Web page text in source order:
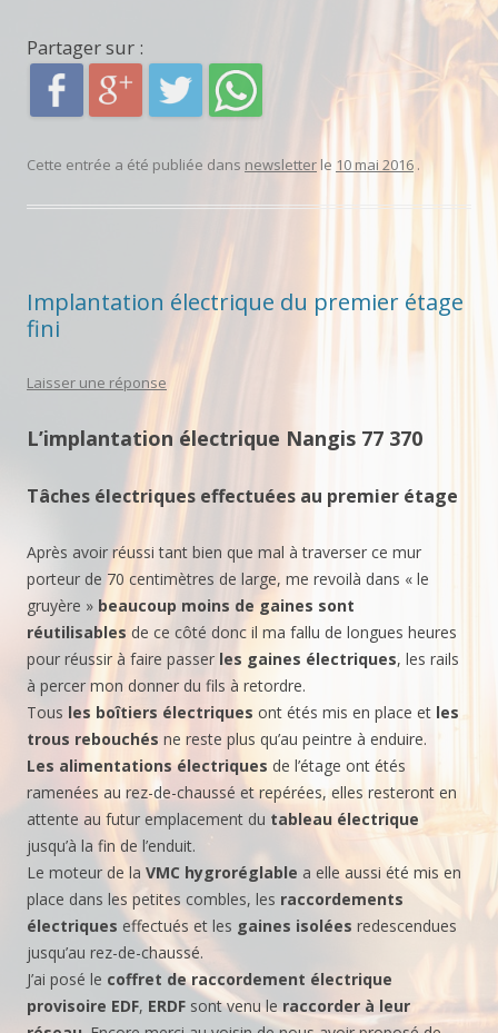
Partager sur :
Cette entrée a été publiée dans newsletter le 10 mai 2016 .
Implantation électrique du premier étage
fini
Laisser une réponse
L’implantation électrique Nangis 77 370
Tâches électriques effectuées au premier étage
Après avoir réussi tant bien que mal à traverser ce mur
porteur de 70 centimètres de large, me revoilà dans « le
gruyère » beaucoup moins de gaines sont
réutilisables de ce côté donc il ma fallu de longues heures
pour réussir à faire passer les gaines électriques, les rails
à percer mon donner du fils à retordre.
Tous les boîtiers électriques ont étés mis en place et les
trous rebouchés ne reste plus qu’au peintre à enduire.
Les alimentations électriques de l’étage ont étés
ramenées au rez-de-chaussé et repérées, elles resteront en
attente au futur emplacement du tableau électrique
jusqu’à la fin de l’enduit.
Le moteur de la VMC hygroréglable a elle aussi été mis en
place dans les petites combles, les raccordements
électriques effectués et les gaines isolées redescendues
jusqu’au rez-de-chaussé.
J’ai posé le coffret de raccordement électrique
provisoire EDF, ERDF sont venu leraccorder à leur